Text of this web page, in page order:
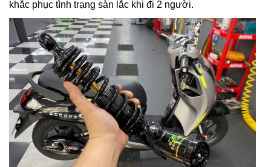
khắc phục tình trạng sàn lắc khi đi 2 người.